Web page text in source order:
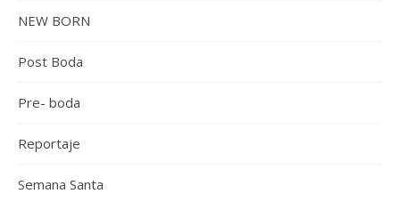
NEW BORN
Post Boda
Pre- boda
Reportaje
Semana Santa